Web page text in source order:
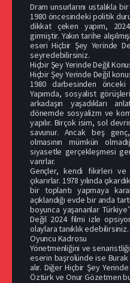
Dram unsurlarını ustalıkla
1980 öncesindeki politik
dikkat çeken yapım,
girmiştir. Yakın tarihe
eseri Hiçbir Şey Yerinde
seyredebilirsiniz.
Hiçbir Şey Yerinde Değil
Hiçbir Şey Yerinde Değil
1980 darbesinden
Yapımda, sosyalist
arkadaşın yaşadıkları
dönemde sosyalizm ve
yapılır. Birçok isim, sol
savunur. Ancak beş
olmasının mümkün
siyasetle gerçekleşmesi
varırlar.
Gençler, kendi fikirleri ve
çıkarırlar. 1978 yılında
bir toplantı yapmaya
açıklandığı evde bir anda
boyunca yaşananlar
Değil 2024 filmi izle
olaylara tanıklık edebilirsiniz.
Oyuncu Kadrosu
Yönetmenliğini ve
eserin başrolünde ise Burak
alır. Diğer Hiçbir Şey
Öztürk ve Onur Gözetmen